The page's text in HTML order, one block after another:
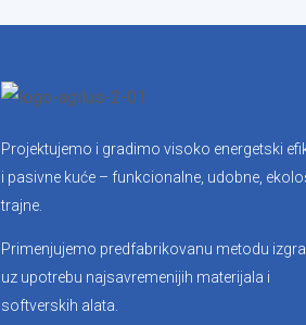
Projektujemo i gradimo visoko energetski
i pasivne kuće – funkcionalne, udobne,
trajne.
Primenjujemo predfabrikovanu metodu
uz upotrebu najsavremenijih materijala i
softverskih alata.